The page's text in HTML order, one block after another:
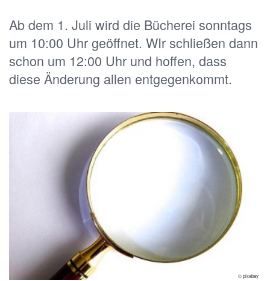
Ab dem 1. Juli wird die Bücherei sonntags
um 10:00 Uhr geöffnet. WIr schließen dann
schon um 12:00 Uhr und hoffen, dass
diese Änderung allen entgegenkommt.
© pixabay